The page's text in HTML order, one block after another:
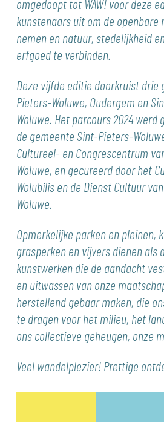
omgedoopt tot WAW! voor deze
kunstenaars uit om de openbare
nemen en natuur, stedelijkheid
erfgoed te verbinden.
Deze vijfde editie doorkruist drie
Pieters-Woluwe, Oudergem en
Woluwe. Het parcours 2024
de gemeente Sint-Pieters-
Cultureel- en Congrescentrum
Woluwe, en gecureerd door het
Wolubilis en de Dienst Cultuur
Woluwe.
Opmerkelijke parken en pleinen,
grasperken en vijvers dienen als
kunstwerken die de aandacht
en uitwassen van onze
herstellend gebaar maken, die
te dragen voor het milieu, het
ons collectieve geheugen, onze
Veel wandelplezier! Prettige